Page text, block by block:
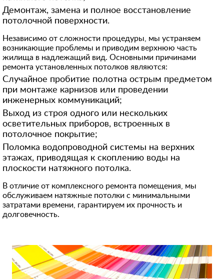
Демонтаж, замена и полное восстановление
потолочной поверхности.
Независимо от сложности процедуры, мы устраняем
возникающие проблемы и приводим верхнюю часть
жилища в надлежащий вид. Основными причинами
ремонта установленных потолков являются:
Случайное пробитие полотна острым предметом
при монтаже карнизов или проведении
инженерных коммуникаций;
Выход из строя одного или нескольких
осветительных приборов, встроенных в
потолочное покрытие;
Поломка водопроводной системы на верхних
этажах, приводящая к скоплению воды на
плоскости натяжного потолка.
В отличие от комплексного ремонта помещения, мы
обслуживаем натяжные потолки с минимальными
затратами времени, гарантируем их прочность и
долговечность.